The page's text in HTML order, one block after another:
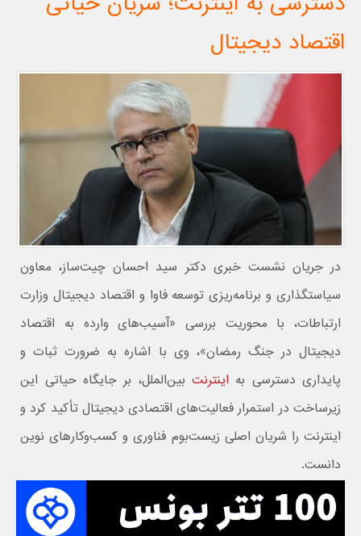
اقتصاد دیجیتال
در جریان نشست خبری دکتر سید احسان چیت‌ساز، معاون
سیاستگذاری و برنامه‌ریزی توسعه فاوا و اقتصاد دیجیتال وزارت
ارتباطات، با محوریت بررسی «آسیب‌های وارده به اقتصاد
دیجیتال در جنگ رمضان»، وی با اشاره به ضرورت ثبات و
پایداری دسترسی به اینترنت بین‌الملل، بر جایگاه حیاتی این
زیرساخت در استمرار فعالیت‌های اقتصادی دیجیتال تأکید کرد و
اینترنت را شریان اصلی زیست‌بوم فناوری و کسب‌وکارهای نوین
دانست.